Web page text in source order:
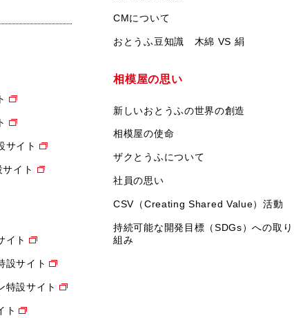
サイト
イト
イト
設サイト
特設サイト
ト
CMについて
おとうふ豆知識 木綿 VS 絹
相模屋の思い
新しいおとうふの世界の創造
相模屋の使命
ザクとうふについて
社員の思い
CSV（Creating Shared Value）活動
持続可能な開発目標（SDGs）への取り
組み